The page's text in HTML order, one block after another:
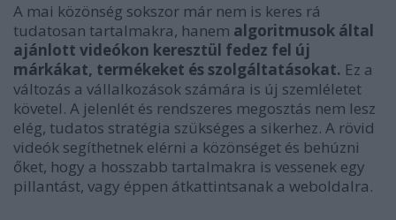
A mai közönség sokszor már nem is keres rá
tudatosan tartalmakra, hanem algoritmusok által
ajánlott videókon keresztül fedez fel új
márkákat, termékeket és szolgáltatásokat. Ez a
változás a vállalkozások számára is új szemléletet
követel. A jelenlét és rendszeres megosztás nem lesz
elég, tudatos stratégia szükséges a sikerhez. A rövid
videók segíthetnek elérni a közönséget és behúzni
őket, hogy a hosszabb tartalmakra is vessenek egy
pillantást, vagy éppen átkattintsanak a weboldalra.